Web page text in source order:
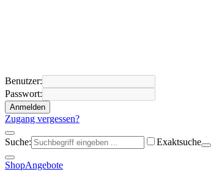
Benutzer:
Passwort:
Anmelden
Zugang vergessen?
Suche: Exaktsuche
ShopAngebote